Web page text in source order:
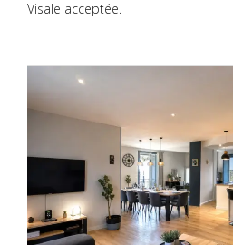
Visale acceptée.